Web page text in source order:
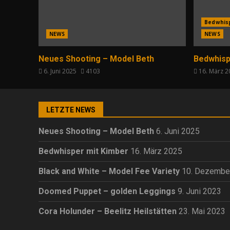
NEWS
Neues Shooting – Model Beth
6. Juni 2025 4103
NEWS
16. März
LETZTE NEWS
Neues Shooting – Model Beth 6. Juni 2025
Bedwhisper mit Kimber 16. März 2025
Black and White – Model Fee Variety 10.
Doomed Puppet – golden Leggings 9. Juni 2023
Cora Holunder – Beelitz Heilstätten 23. Mai 2023